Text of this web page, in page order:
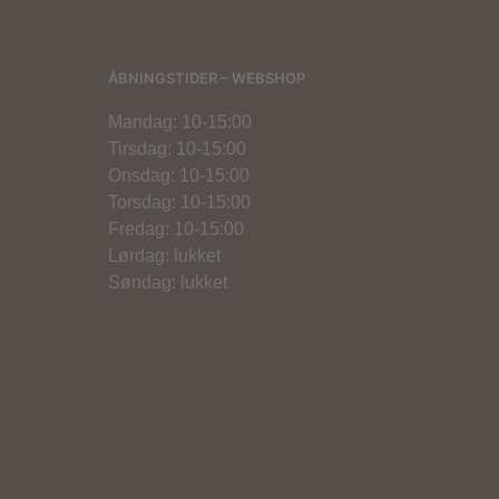
ÅBNINGSTIDER – WEBSHOP
Mandag: 10-15:00
Tirsdag: 10-15:00
Onsdag: 10-15:00
Torsdag: 10-15:00
Fredag: 10-15:00
Lørdag: lukket
Søndag: lukket